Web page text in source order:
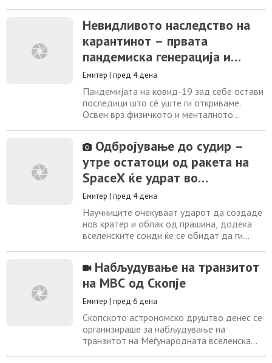
австралискиот источен брег до
најпосакуваните светски дестинации
Лондон, Њуjорк, Париз, Кејптаун и Рио де
Женеиро. Во октомври 2019-тата година,
проектот се насочи кон само две
Невидливото наследство на
карантинот – првата
пандемиска генерација и
развојот на детскиот мозок
Емитер | пред 4 дена
Пандемијата на ковид-19 зад себе остави
последици што сè уште ги откриваме.
Освен врз физичкото и менталното
годините 2020-2021 се чини дека
оставиле трага и врз генерацијата што
тогаш штотуку доаѓаше на свет. Рубрика:
Психологија Датум: Вторник, 4 Август,
2026 - 18:15 Image:
Одбројување до судир –
утре остатоци од ракета на
SpaceX ќе удрат во
Месечината
Емитер | пред 4 дена
Научниците очекуваат ударот да создаде
нов кратер и облак од прашина, додека
вселенските сонди ќе се обидат да ги
сведок на необичен настан. Горниот
степен од ракетата Falcon 9 на
компанијата SpaceX , кој повеќе од една
година неконтролирано патува низ
просторот помеѓу Земјата
Набљудување на транзитот
на МВС од Скопје
Емитер | пред 6 дена
Скопското астрономско друштво денес се
организираше за набљудување на
транзитот на Меѓународната вселенска